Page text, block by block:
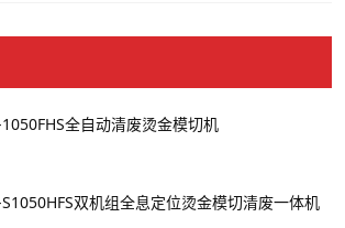
全自动清废烫金模切机
双机组全息定位烫金模切清废一体机